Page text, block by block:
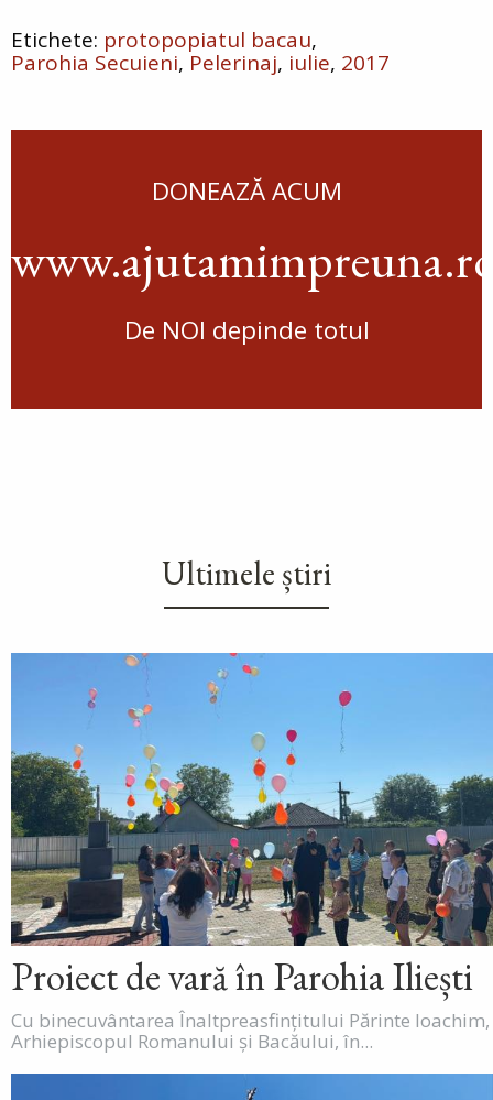
protopopiatul bacau
Parohia Secuieni Pelerinaj iulie 2017
DONEAZĂ ACUM
De NOI depinde totul
Ultimele știri
Proiect de vară în Parohia Iliești
Cu binecuvântarea Înaltpreasfințitului Părinte Ioachim,
Arhiepiscopul Romanului și Bacăului, în...